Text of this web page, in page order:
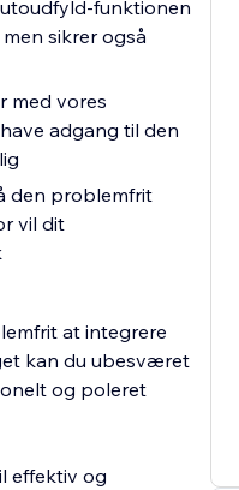
funktionen
sikrer også
med vores
adgang til den
den problemfrit
vil dit
at integrere
kan du ubesværet
og poleret
effektiv og